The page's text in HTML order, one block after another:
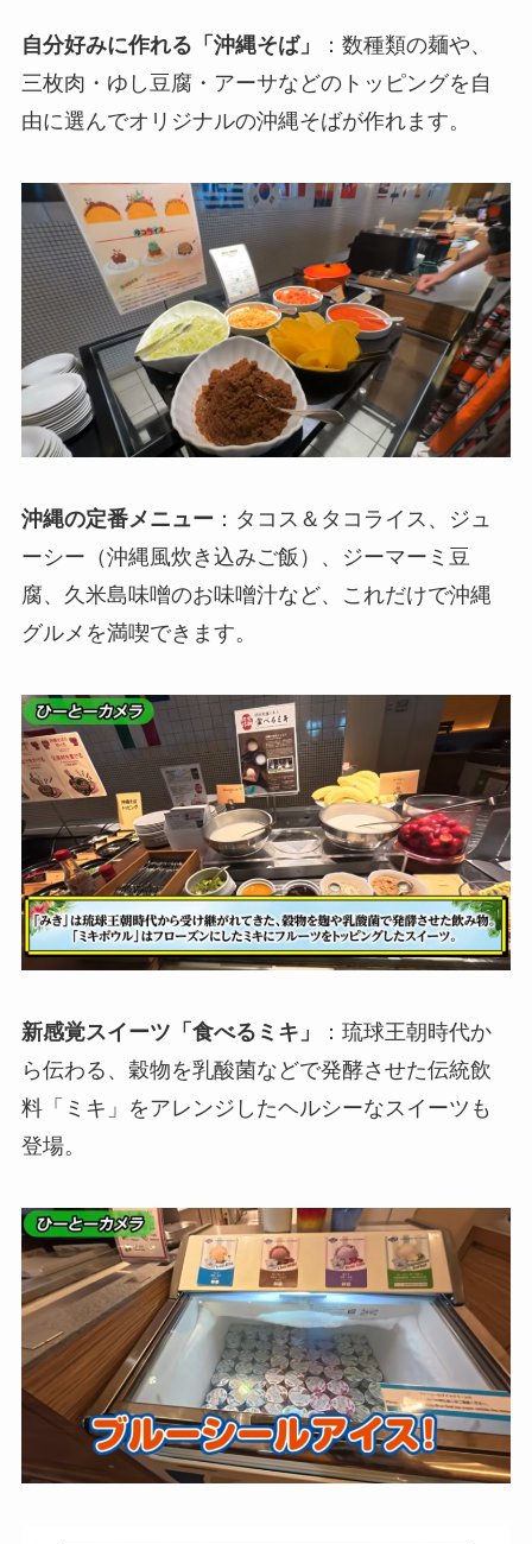
自分好みに作れる「沖縄そば」
：数種類の麺や、
三枚肉・ゆし豆腐・アーサなどのトッピングを自
由に選んでオリジナルの沖縄そばが作れます。
沖縄の定番メニュー ：タコス＆タコライス、ジュ
ーシー（沖縄風炊き込みご飯）、ジーマーミ豆
腐、久米島味噌のお味噌汁など、これだけで沖縄
グルメを満喫できます。
新感覚スイーツ「食べるミキ」
：琉球王朝時代か
ら伝わる、穀物を乳酸菌などで発酵させた伝統飲
料「ミキ」をアレンジしたヘルシーなスイーツも
登場。